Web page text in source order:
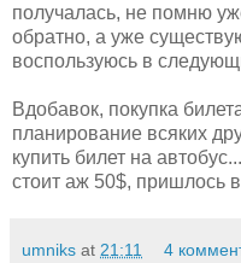
получалась, не помню
обратно, а уже
воспользуюсь в
Вдобавок, покупка
планирование всяких
купить билет на
стоит аж 50$, пришлось
umniks at 21:11 4